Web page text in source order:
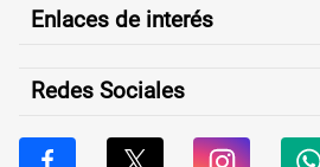
Enlaces de interés
Redes Sociales